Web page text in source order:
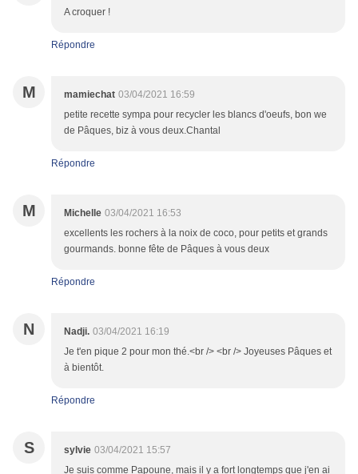
A croquer !
Répondre
M mamiechat 03/04/2021 16:59
petite recette sympa pour recycler les blancs d'oeufs, bon we
de Pâques, biz à vous deux.Chantal
Répondre
M Michelle 03/04/2021 16:53
excellents les rochers à la noix de coco, pour petits et grands
gourmands. bonne fête de Pâques à vous deux
Répondre
N Nadji. 03/04/2021 16:19
Je t'en pique 2 pour mon thé.<br /> <br /> Joyeuses Pâques et
à bientôt.
Répondre
S sylvie 03/04/2021 15:57
Je suis comme Papoune, mais il y a fort longtemps que j'en ai